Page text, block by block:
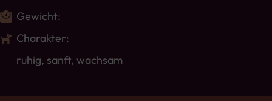
Gewicht:
Charakter:
ruhig, sanft, wachsam